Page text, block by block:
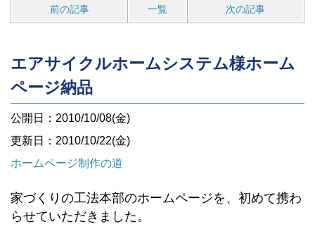
前の記事 一覧 次の記事
エアサイクルホームシステム様ホーム
ページ納品
公開日：2010/10/08(金)
更新日：2010/10/22(金)
ホームページ制作の道
家づくりの工法本部のホームページを、初めて携わ
らせていただきました。